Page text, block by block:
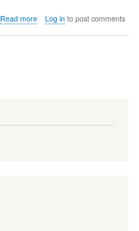
Read moreabout
Log into post comments